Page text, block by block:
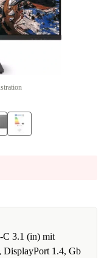
C 3.1 (in) mit
1.4, Gb